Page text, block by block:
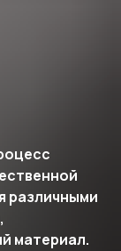
различными
материал.